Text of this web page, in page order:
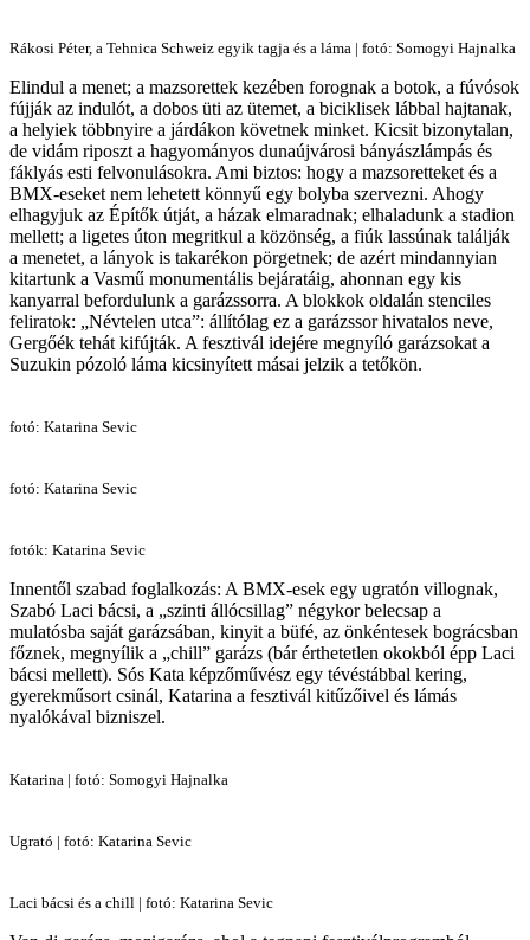
Rákosi Péter, a Tehnica Schweiz egyik tagja és a láma | fotó: Somogyi Hajnalka
Elindul a menet; a mazsorettek kezében forognak a botok, a fúvósok
fújják az indulót, a dobos üti az ütemet, a biciklisek lábbal hajtanak,
a helyiek többnyire a járdákon követnek minket. Kicsit bizonytalan,
de vidám riposzt a hagyományos dunaújvárosi bányászlámpás és
fáklyás esti felvonulásokra. Ami biztos: hogy a mazsoretteket és a
BMX-eseket nem lehetett könnyű egy bolyba szervezni. Ahogy
elhagyjuk az Építők útját, a házak elmaradnak; elhaladunk a stadion
mellett; a ligetes úton megritkul a közönség, a fiúk lassúnak találják
a menetet, a lányok is takarékon pörgetnek; de azért mindannyian
kitartunk a Vasmű monumentális bejáratáig, ahonnan egy kis
kanyarral befordulunk a garázssorra. A blokkok oldalán stenciles
feliratok: „Névtelen utca”: állítólag ez a garázssor hivatalos neve,
Gergőék tehát kifújták. A fesztivál idejére megnyíló garázsokat a
Suzukin pózoló láma kicsinyített másai jelzik a tetőkön.
fotó: Katarina Sevic
fotó: Katarina Sevic
fotók: Katarina Sevic
Innentől szabad foglalkozás: A BMX-esek egy ugratón villognak,
Szabó Laci bácsi, a „szinti állócsillag” négykor belecsap a
mulatósba saját garázsában, kinyit a büfé, az önkéntesek bográcsban
főznek, megnyílik a „chill” garázs (bár érthetetlen okokból épp Laci
bácsi mellett). Sós Kata képzőművész egy tévéstábbal kering,
gyerekműsort csinál, Katarina a fesztivál kitűzőivel és lámás
nyalókával bizniszel.
Katarina | fotó: Somogyi Hajnalka
Ugrató | fotó: Katarina Sevic
Laci bácsi és a chill | fotó: Katarina Sevic